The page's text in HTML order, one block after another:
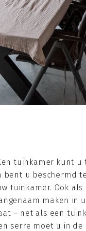
tuinkamer kunt u
bent u beschermd
tuinkamer. Ook als
maken in
– net als een
serre moet u in de